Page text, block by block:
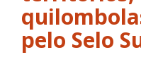
pelo Selo